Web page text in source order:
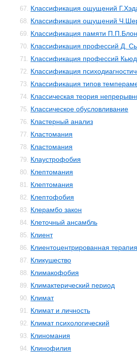
67. Классификация ощущений
68. Классификация ощущений
69. Классификация памяти
70. Классификация профессий Д.
71. Классификация профессий
72. Классификация
73. Классификация типов
74. Классическая теория
75. Классическое обусловливание
76. Кластерный анализ
77. Кластомания
78. Кластомания
79. Клаустрофобия
80. Клептомания
81. Клептомания
82. Клептофобия
83. Клерамбо закон
84. Клеточный ансамбль
85. Клиент
86. Клиентоцентрированная терапия
87. Кликушество
88. Климакофобия
89. Климактерический период
90. Климат
91. Климат и личность
92. Климат психологический
93. Клиномания
94. Клинофилия